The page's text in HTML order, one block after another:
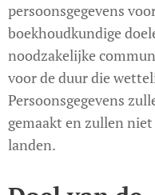
persoonsgegevens
boekhoudkundige
noodzakelijke
voor de duur die
Persoonsgegevens
gemaakt en zullen
landen.